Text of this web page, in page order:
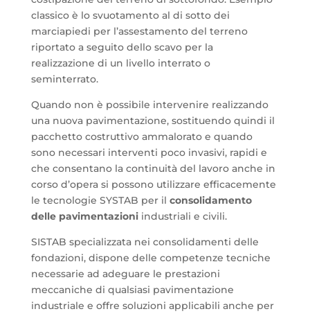
classico è lo svuotamento al di sotto dei
marciapiedi per l’assestamento del terreno
riportato a seguito dello scavo per la
realizzazione di un livello interrato o
seminterrato.
Quando non è possibile intervenire realizzando
una nuova pavimentazione, sostituendo quindi il
pacchetto costruttivo ammalorato e quando
sono necessari interventi poco invasivi, rapidi e
che consentano la continuità del lavoro anche in
corso d’opera si possono utilizzare efficacemente
le tecnologie SYSTAB per il consolidamento
delle pavimentazioni industriali e civili.
SISTAB specializzata nei consolidamenti delle
fondazioni, dispone delle competenze tecniche
necessarie ad adeguare le prestazioni
meccaniche di qualsiasi pavimentazione
industriale e offre soluzioni applicabili anche per